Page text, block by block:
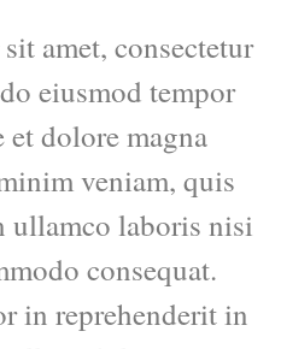
amet, consectetur
eiusmod tempor
dolore magna
veniam, quis
ullamco laboris nisi
consequat.
in reprehenderit in